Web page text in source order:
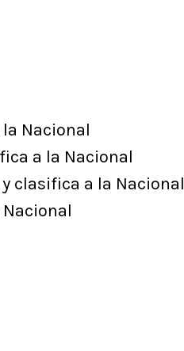
Nacional
a la Nacional
clasifica a la Nacional